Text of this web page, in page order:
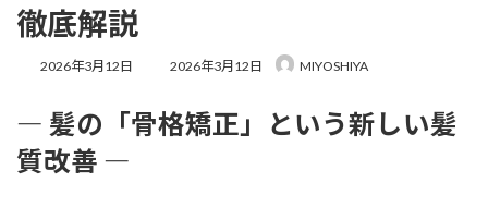
徹底解説
2026年3月12日
最
新
日
2026年3月12日 MIYOSHIYA
― 髪の「骨格矯正」という新しい髪
質改善 ―